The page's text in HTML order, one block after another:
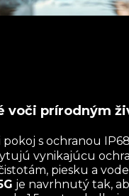
voči prírodným
pokoj s ochranou
vynikajúcu
piesku a
je navrhnutý tak,